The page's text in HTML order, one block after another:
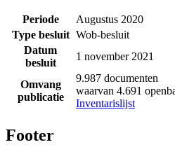
Periode
Augustus 2020
Type besluit Wob-besluit
Datum
besluit
1 november 2021
Omvang
publicatie
9.987 documenten
waarvan 4.691
Inventarislijst
Footer